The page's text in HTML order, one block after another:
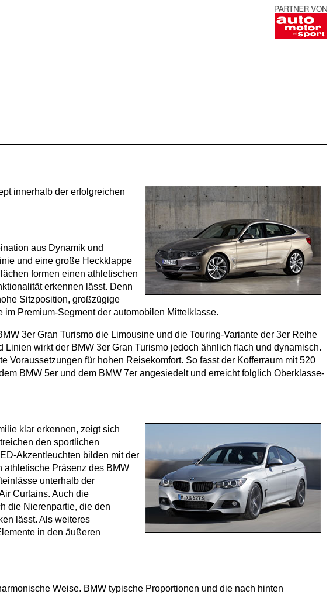
innerhalb der erfolgreichen
aus Dynamik und
und eine große Heckklappe
formen einen athletischen
erkennen lässt. Denn
Sitzposition, großzügige
Premium-Segment der automobilen Mittelklasse.
3er Gran Turismo die Limousine und die Touring-Variante der 3er Reihe
wirkt der BMW 3er Gran Turismo jedoch ähnlich flach und dynamisch.
für hohen Reisekomfort. So fasst der Kofferraum mit 520
BMW 5er und dem BMW 7er angesiedelt und erreicht folglich Oberklasse-
klar erkennen, zeigt sich
den sportlichen
Akzentleuchten bilden mit der
athletische Präsenz des BMW
unterhalb der
Curtains. Auch die
die Nierenpartie, die den
lässt. Als weiteres
in den äußeren
Weise. BMW typische Proportionen und die nach hinten